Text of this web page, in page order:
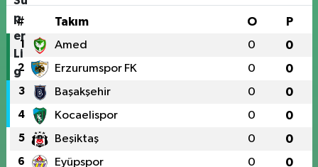
# Takım O P
1 Amed 0 0
2 Erzurumspor FK 0 0
3 Başakşehir 0 0
4 Kocaelispor 0 0
5 Beşiktaş 0 0
6 Eyüpspor 0 0